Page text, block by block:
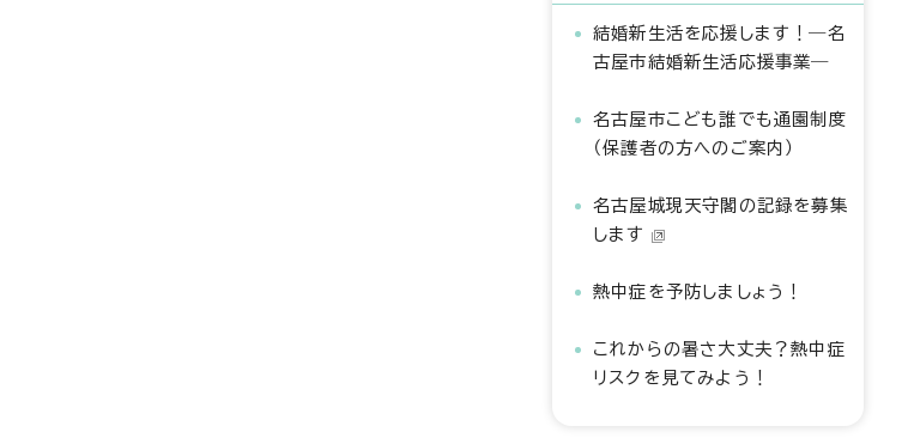
結婚新生活を応援します！―名
古屋市結婚新生活応援事業―
名古屋市こども誰でも通園制度
（保護者の方へのご案内）
名古屋城現天守閣の記録を募集
します
熱中症を予防しましょう！
これからの暑さ大丈夫？熱中症
リスクを見てみよう！